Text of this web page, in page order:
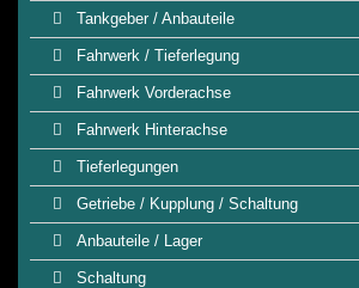
Tankgeber / Anbauteile
Fahrwerk / Tieferlegung
Fahrwerk Vorderachse
Fahrwerk Hinterachse
Tieferlegungen
Getriebe / Kupplung / Schaltung
Anbauteile / Lager
Schaltung